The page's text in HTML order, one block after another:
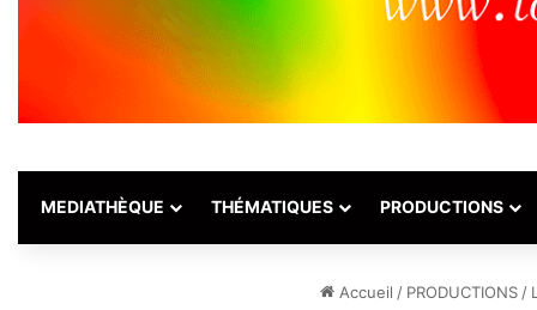
MEDIATHÈQUE THÉMATIQUES PRODUCTIONS
Accueil / PRODUCTIONS /